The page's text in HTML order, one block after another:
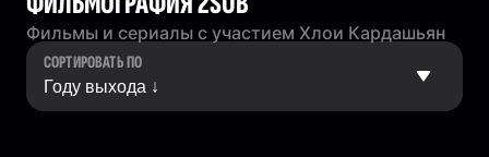
Фильмы и сериалы с участием Хлои Кардашьян
СОРТИРОВАТЬ ПО